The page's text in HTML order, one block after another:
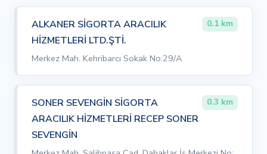
ALKANER SİGORTA ARACILIK
HİZMETLERİ LTD.ŞTİ.
0.1 km
Merkez Mah. Kehribarcı Sokak No:29/A
SONER SEVENGİN SİGORTA
ARACILIK HİZMETLERİ RECEP SONER
SEVENGİN
0.3 km